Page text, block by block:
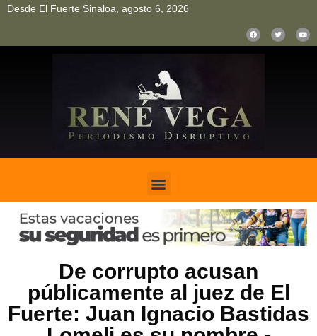
Desde El Fuerte Sinaloa, agosto 6, 2026
De corrupto acusan
públicamente al juez de El
Fuerte: Juan Ignacio Bastidas